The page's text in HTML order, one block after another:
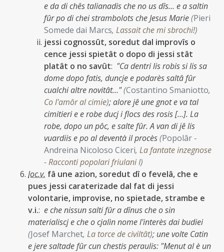
e da di chês talianadis che no us dîs… e a saltin
fûr po di chei strambolots che Jesus Marie(Pieri
Somede dai Marcs, Lassait che mi sbrochi!)
jessi cognossût, soredut dal improvîs o
cence jessi spietât o dopo di jessi stât
platât o no savût: "Ca dentri lis robis si lis sa
dome dopo fatis, duncje e podarès saltâ fûr
cualchi altre novitât…"(Costantino Smaniotto,
Co l'amôr al cimie);alore jê une gnot e va tal
cimitieri e e robe ducj i flocs des rosis […]. La
robe, dopo un pôc, e salte fûr. A van di jê lis
vuardiis e po al deventà il procès(Popolâr -
Andreina Nicoloso Ciceri, La fantate inzegnose
- Racconti popolari friulani I)
loc.v. fâ une azion, soredut dî o fevelâ, che e
pues jessi caraterizade dal fat di jessi
volontarie, improvise, no spietade, strambe e
v.i.: e che nissun salti fûr a dînus che o sin
materialiscj e che o cjalìn nome l'interès dai budiei
(Josef Marchet, La torce de civiltât); une volte Catin
e jere saltade fûr cun chestis peraulis: "Menut al è un